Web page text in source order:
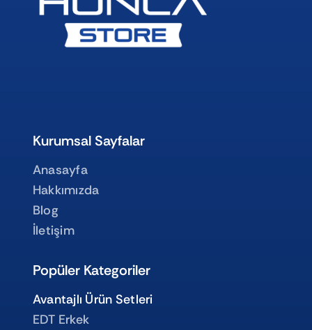
Kurumsal Sayfalar
Anasayfa
Hakkımızda
Blog
İletişim
Popüler Kategoriler
Avantajlı Ürün Setleri
EDT Erkek